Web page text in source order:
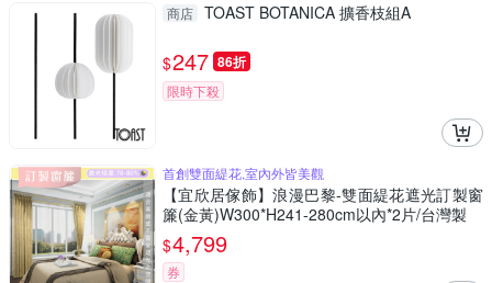
商店 TOAST BOTANICA 擴香枝組A
$247 86折
限時下殺
首創雙面緹花,室內外皆美觀
【宜欣居傢飾】浪漫巴黎-雙面緹花遮光訂製窗
簾(金黃)W300*H241-280cm以內*2片/台灣製
$4,799
券